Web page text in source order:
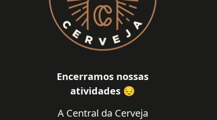
Encerramos nossas
atividades 😔
A Central da Cerveja